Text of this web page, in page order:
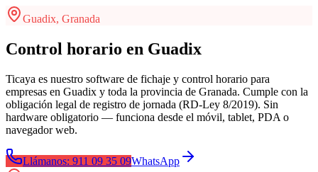
Guadix, Granada
Control horario en Guadix
Ticaya es nuestro software de fichaje y control horario para
empresas en Guadix y toda la provincia de Granada. Cumple con la
obligación legal de registro de jornada (RD-Ley 8/2019). Sin
hardware obligatorio — funciona desde el móvil, tablet, PDA o
navegador web.
Llámanos: 911 09 35 09WhatsApp